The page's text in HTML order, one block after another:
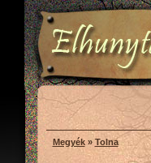
Megyék» Tolna